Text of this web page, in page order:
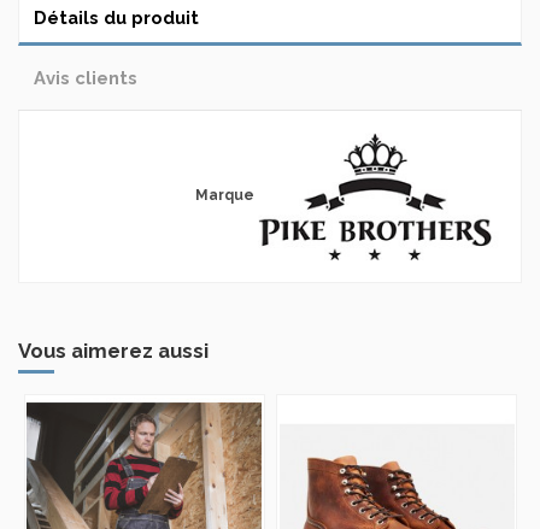
Détails du produit
Avis clients
Marque
Vous aimerez aussi